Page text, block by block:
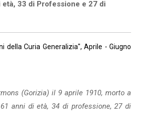
età, 33 di Professione e 27 di
della Curia Generalizia", Aprile - Giugno
(Gorizia) il 9 aprile 1910, morto a
anni di età, 34 di professione, 27 di